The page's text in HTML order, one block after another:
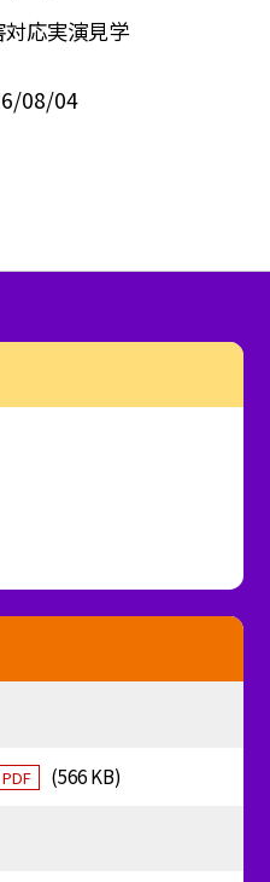
対応実演見学
08/04
PDF (566 KB)